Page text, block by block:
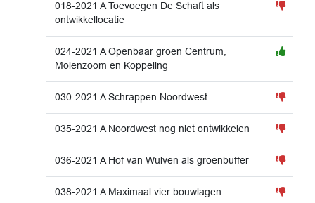
018-2021 A Toevoegen De Schaft als
ontwikkellocatie
024-2021 A Openbaar groen Centrum,
Molenzoom en Koppeling
030-2021 A Schrappen Noordwest
035-2021 A Noordwest nog niet ontwikkelen
036-2021 A Hof van Wulven als groenbuffer
038-2021 A Maximaal vier bouwlagen